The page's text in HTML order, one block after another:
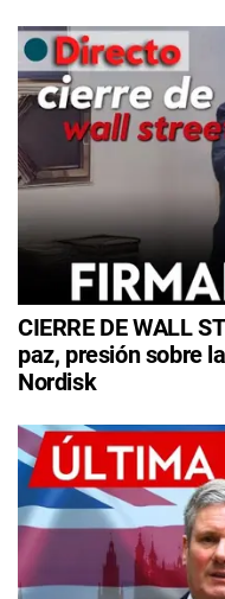
CIERRE DE WALL
paz, presión sobre
Nordisk